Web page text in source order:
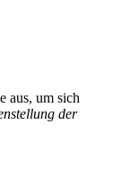
aus, um sich
der